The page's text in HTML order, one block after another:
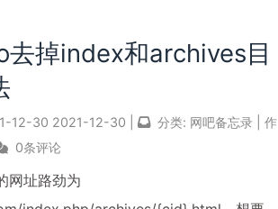
去掉index和archives目
12-30 2021-12-30 分类: 网吧备忘录
作
0条评论
网址路劲为